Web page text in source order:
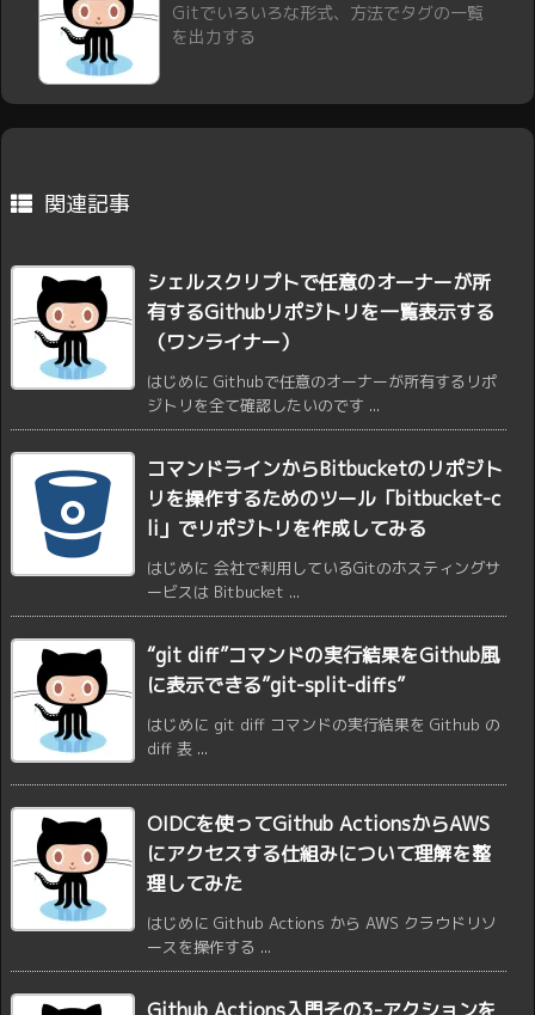
Gitでいろいろな形式、方法でタグの一覧
を出力する
関連記事
シェルスクリプトで任意のオーナーが所
有するGithubリポジトリを一覧表示する
（ワンライナー）
はじめに Githubで任意のオーナーが所有するリポ
ジトリを全て確認したいのです ...
コマンドラインからBitbucketのリポジト
リを操作するためのツール「bitbucket-c
li」でリポジトリを作成してみる
はじめに 会社で利用しているGitのホスティングサ
ービスは Bitbucket ...
“git diff”コマンドの実行結果をGithub風
に表示できる”git-split-diffs”
はじめに git diff コマンドの実行結果を Github の
diff 表 ...
OIDCを使ってGithub ActionsからAWS
にアクセスする仕組みについて理解を整
理してみた
はじめに Github Actions から AWS クラウドリソ
ースを操作する ...